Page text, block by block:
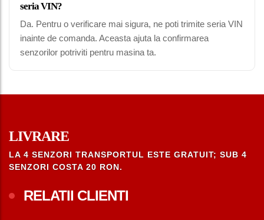
seria VIN?
Da. Pentru o verificare mai sigura, ne poti trimite seria VIN
inainte de comanda. Aceasta ajuta la confirmarea
senzorilor potriviti pentru masina ta.
LIVRARE
LA 4 SENZORI TRANSPORTUL ESTE GRATUIT; SUB 4
SENZORI COSTA 20 RON.
RELATII CLIENTI